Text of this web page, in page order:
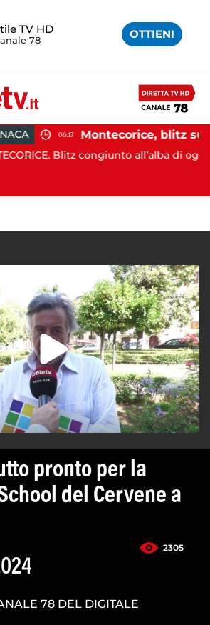
TV HD
78 OTTIENI
06:17
Blitz congiunto all’alba di oggi da
pronto per la
del Cervene a
2305
78 DEL DIGITALE